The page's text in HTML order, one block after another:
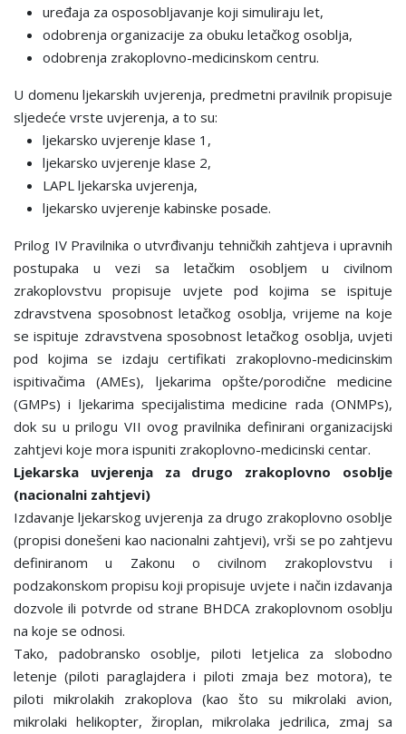
uređaja za osposobljavanje koji simuliraju let,
odobrenja organizacije za obuku letačkog osoblja,
odobrenja zrakoplovno-medicinskom centru.
U domenu ljekarskih uvjerenja, predmetni pravilnik propisuje
sljedeće vrste uvjerenja, a to su:
ljekarsko uvjerenje klase 1,
ljekarsko uvjerenje klase 2,
LAPL ljekarska uvjerenja,
ljekarsko uvjerenje kabinske posade.
Prilog IV Pravilnika o utvrđivanju tehničkih zahtjeva i upravnih
postupaka u vezi sa letačkim osobljem u civilnom
zrakoplovstvu propisuje uvjete pod kojima se ispituje
zdravstvena sposobnost letačkog osoblja, vrijeme na koje
se ispituje zdravstvena sposobnost letačkog osoblja, uvjeti
pod kojima se izdaju certifikati zrakoplovno-medicinskim
ispitivačima (AMEs), ljekarima opšte/porodične medicine
(GMPs) i ljekarima specijalistima medicine rada (ONMPs),
dok su u prilogu VII ovog pravilnika definirani organizacijski
zahtjevi koje mora ispuniti zrakoplovno-medicinski centar.
Ljekarska uvjerenja za drugo zrakoplovno osoblje
(nacionalni zahtjevi)
Izdavanje ljekarskog uvjerenja za drugo zrakoplovno osoblje
(propisi donešeni kao nacionalni zahtjevi), vrši se po zahtjevu
definiranom u Zakonu o civilnom zrakoplovstvu i
podzakonskom propisu koji propisuje uvjete i način izdavanja
dozvole ili potvrde od strane BHDCA zrakoplovnom osoblju
na koje se odnosi.
Tako, padobransko osoblje, piloti letjelica za slobodno
letenje (piloti paraglajdera i piloti zmaja bez motora), te
piloti mikrolakih zrakoplova (kao što su mikrolaki avion,
mikrolaki helikopter, žiroplan, mikrolaka jedrilica, zmaj sa